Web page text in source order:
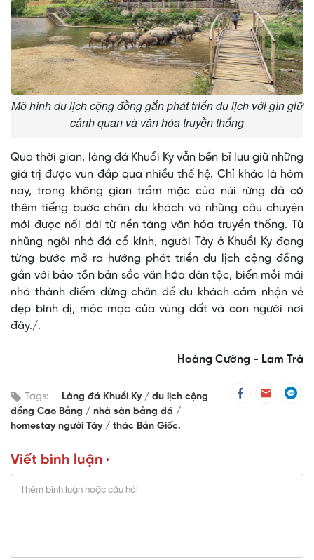
Mô hình du lịch cộng đồng gắn phát triển du lịch với gìn giữ
cảnh quan và văn hóa truyền thống
Qua thời gian, làng đá Khuổi Ky vẫn bền bỉ lưu giữ những
giá trị được vun đắp qua nhiều thế hệ. Chỉ khác là hôm
nay, trong không gian trầm mặc của núi rừng đã có
thêm tiếng bước chân du khách và những câu chuyện
mới được nối dài từ nền tảng văn hóa truyền thống. Từ
những ngôi nhà đá cổ kính, người Tày ở Khuổi Ky đang
từng bước mở ra hướng phát triển du lịch cộng đồng
gắn với bảo tồn bản sắc văn hóa dân tộc, biến mỗi mái
nhà thành điểm dừng chân để du khách cảm nhận vẻ
đẹp bình dị, mộc mạc của vùng đất và con người nơi
đây./.
Hoàng Cường - Lam Trà
Tags: Làng đá Khuổi Ky
du lịch cộng
đồng Cao Bằng
nhà sàn bằng đá
homestay người Tày
thác Bản Giốc.
Viết bình luận